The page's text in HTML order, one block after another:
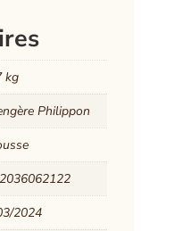
kg
Philippon
2024